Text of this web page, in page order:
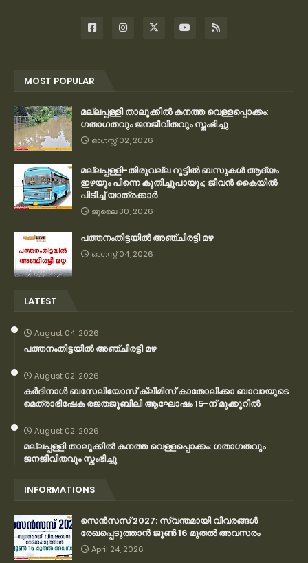
MOST POPULAR
മല്ലപ്പള്ളി താലൂക്കിൽ കനത്ത വെള്ളപ്പൊക്കം:
ഗതാഗതവും ജനജീവിതവും സ്തംഭിച്ചു
ഓഗസ്റ്റ് 02, 2026
മല്ലപ്പള്ളി-തിരുവല്ല റൂട്ടിൽ ബസുകൾ ആദ്യം
ഇഴയും പിന്നെ കുതിച്ചുപായും; ജീവൻ കൈയിൽ
പിടിച്ച് യാത്രക്കാർ
ജൂലൈ 30, 2026
പത്തനംതിട്ടയിൽ അഞ്ചിരട്ടി മഴ
ഓഗസ്റ്റ് 04, 2026
LATEST
August 04, 2026
പത്തനംതിട്ടയിൽ അഞ്ചിരട്ടി മഴ
August 02, 2026
കര്‍ദിനാള്‍ ബസേലിയോസ് ക്ലീമിസ് കാതോലിക്കാ ബാവായുടെ
മെത്രാഭിഷേക രജതജൂബിലി ആഘോഷം 15-ന് മുക്കൂറില്‍
August 02, 2026
മല്ലപ്പള്ളി താലൂക്കിൽ കനത്ത വെള്ളപ്പൊക്കം: ഗതാഗതവും
ജനജീവിതവും സ്തംഭിച്ചു
INFORMATIONS
സെന്‍സസ് 2027: സ്വന്തമായി വിവരങ്ങള്‍
രേഖപ്പെടുത്താന്‍ ജൂണ്‍ 16 മുതല്‍ അവസരം
April 24, 2026